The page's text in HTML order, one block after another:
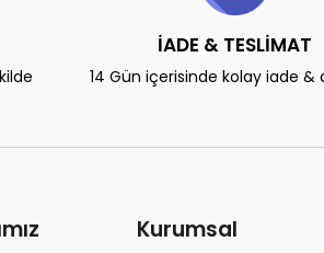
İADE & TESLİMAT
14 Gün içerisinde kolay iade &
Kurumsal